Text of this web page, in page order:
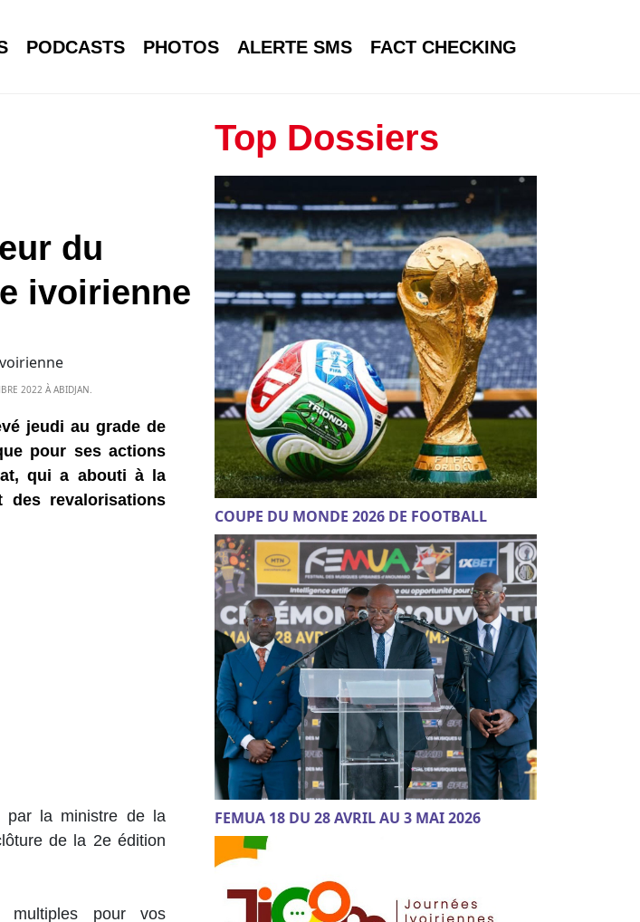
PODCASTS PHOTOS ALERTE SMS FACT CHECKING
du
ivoirienne
2022 À ABIDJAN.
jeudi au grade de
pour ses actions
qui a abouti à la
des revalorisations
par la ministre de la
de la 2e édition
multiples pour vos
Top Dossiers
COUPE DU MONDE 2026 DE FOOTBALL
FEMUA 18 DU 28 AVRIL AU 3 MAI 2026